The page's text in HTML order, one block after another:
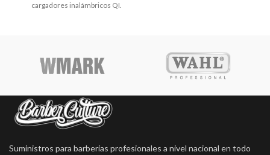
cargadores inalámbricos QI.
Prodigy inalámbrica.
Suministros para barberias profesionales a nivel nacional en todo